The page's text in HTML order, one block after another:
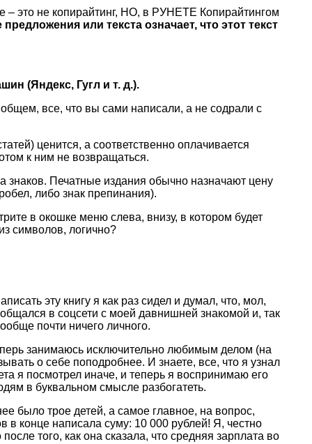
– это не копирайтинг, НО, в РУНЕТЕ Копирайтингом
или текста означает, что этот текст
(Яндекс, Гугл и т. д.).
все, что вы сами написали, а не содрали с
ценится, а соответственно оплачивается
к ним не возвращаться.
знаков. Печатные издания обычно назначают цену
либо знак препинания).
в окошке меню слева, внизу, в котором будет
символов, логично?
эту книгу я как раз сидел и думал, что, мол,
в соцсети с моей давнишней знакомой и, так
почти ничего личного.
занимаюсь исключительно любимым делом (на
о себе поподробнее. И знаете, все, что я узнал
я посмотрел иначе, и теперь я воспринимаю его
в буквальном смысле разбогатеть.
было трое детей, а самое главное, на вопрос,
в конце написала суму: 10 000 рублей! Я, честно
того, как она сказала, что средняя зарплата во